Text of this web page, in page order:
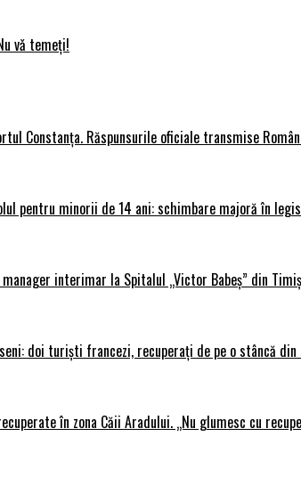
vǎ temeți!
Constanța. Răspunsurile oficiale transmise
pentru minorii de 14 ani: schimbare majoră în
interimar la Spitalul „Victor Babeș” din
doi turiști francezi, recuperați de pe o stâncă din
în zona Căii Aradului. „Nu glumesc cu